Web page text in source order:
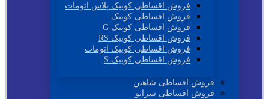
فروش اقساطی کوییک پلاس اتومات
فروش اقساطی کوییک
فروش اقساطی کوییک G
فروش اقساطی کوییک RS
فروش اقساطی کوییک اتومات
فروش اقساطی کوییک S
فروش اقساطی شاهین
فروش اقساطی سراتو